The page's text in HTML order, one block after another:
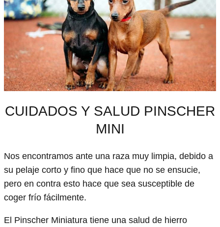
CUIDADOS Y SALUD PINSCHER
MINI
Nos encontramos ante una raza muy limpia, debido a
su pelaje corto y fino que hace que no se ensucie,
pero en contra esto hace que sea susceptible de
coger frío fácilmente.
El Pinscher Miniatura tiene una salud de hierro